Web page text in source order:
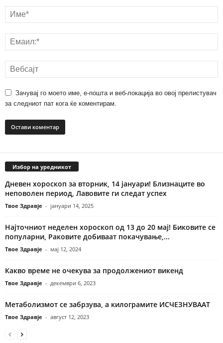
Зачувај го моето име, е-пошта и веб-локација во овој прелистувач
за следниот пат кога ќе коментирам.
Избор на уредникот
Дневен хороскоп за вторник, 14 јануари! Близнаците во
неповолен период, Лавовите ги следат успех
Твое Здравје - јануари 14, 2025
Најточниот неделен хороскоп од 13 до 20 мај! Биковите се
популарни, Раковите добиваат покачување,...
Твое Здравје - мај 12, 2024
Какво време не очекува за продолжениот викенд
Твое Здравје - декември 6, 2023
Метаболизмот се забрзува, а килограмите ИСЧЕЗНУВААТ
Твое Здравје - август 12, 2023